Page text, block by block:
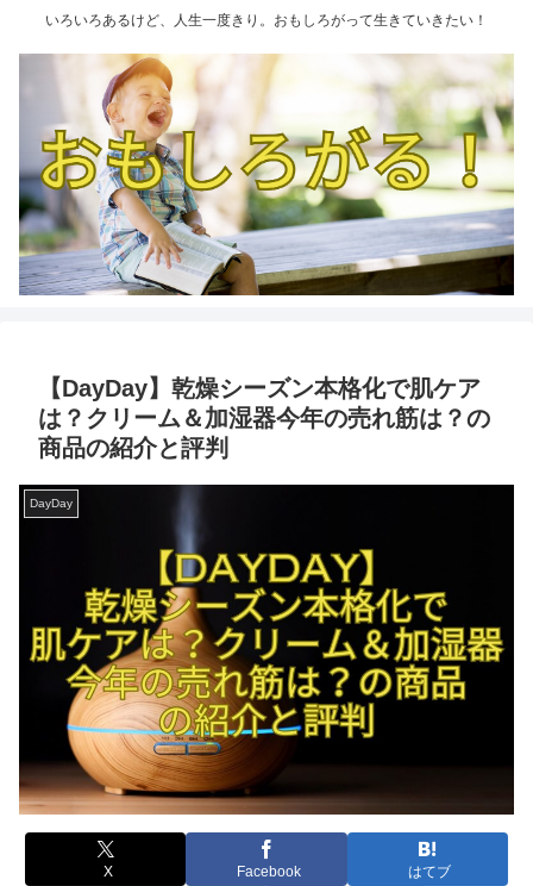
いろいろあるけど、人生一度きり。おもしろがって生きていきたい！
【DayDay】乾燥シーズン本格化で肌ケア
は？クリーム＆加湿器今年の売れ筋は？の
商品の紹介と評判
DayDay
X Facebook はてブ